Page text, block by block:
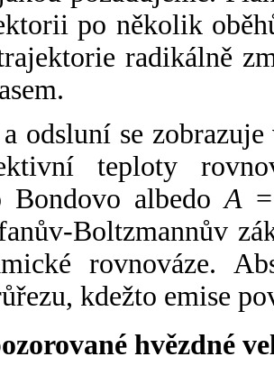
po několik
radikálně
odsluní se
teploty
Bondovo albedoA
Boltzmannův
rovnováze.
kdežto emise
hvězdné